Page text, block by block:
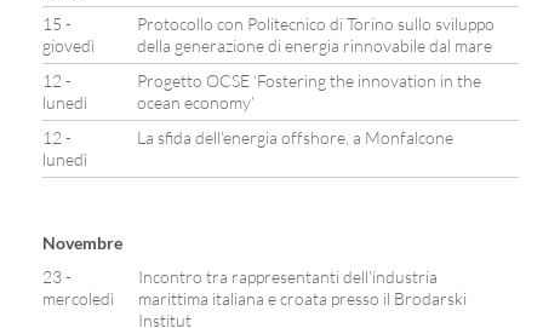
15 -
giovedì
Protocollo con Politecnico di Torino sullo sviluppo
della generazione di energia rinnovabile dal mare
12 -
lunedì
Progetto OCSE ‘Fostering the innovation in the
ocean economy’
12 -
lunedì
La sfida dell’energia offshore, a Monfalcone
Novembre
23 -
mercoledì
Incontro tra rappresentanti dell’industria
marittima italiana e croata presso il Brodarski
Institut